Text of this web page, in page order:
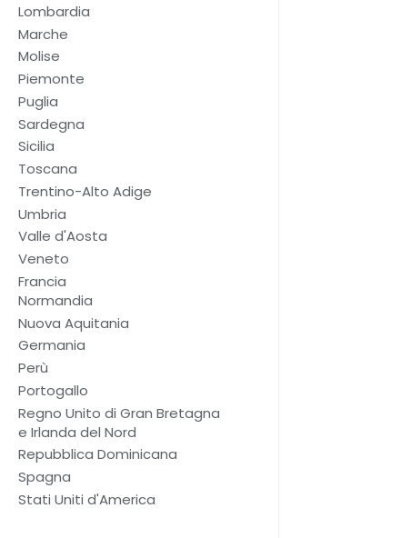
Lombardia
Marche
Molise
Piemonte
Puglia
Sardegna
Sicilia
Toscana
Trentino-Alto Adige
Umbria
Valle d'Aosta
Veneto
Francia
Normandia
Nuova Aquitania
Germania
Perù
Portogallo
Regno Unito di Gran Bretagna
e Irlanda del Nord
Repubblica Dominicana
Spagna
Stati Uniti d'America